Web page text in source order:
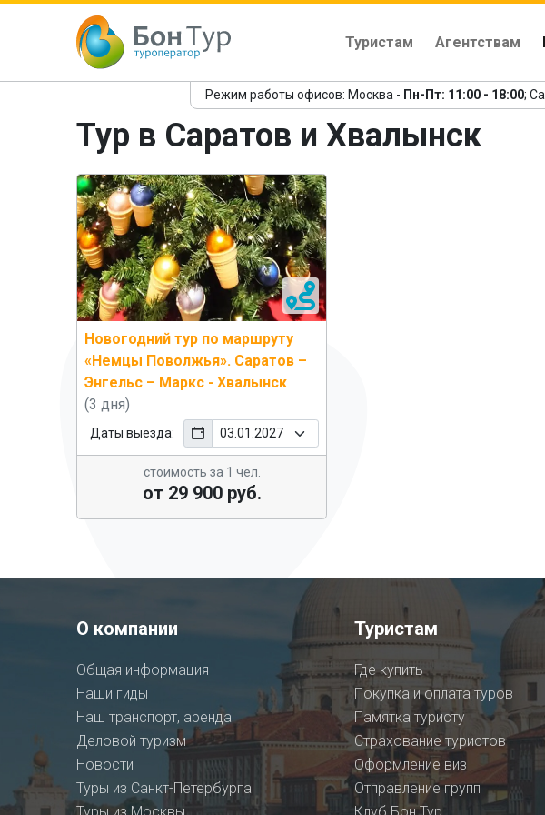
Туристам Агентствам
Режим работы офисов: Москва - Пн-Пт: 11:00 - 18:00;
Тур в Саратов и Хвалынск
Новогодний тур по маршруту
«Немцы Поволжья». Саратов –
Энгельс – Маркс - Хвалынск
(3 дня)
Даты выезда:
стоимость за 1 чел.
от 29 900 руб.
О компании
Общая информация
Наши гиды
Наш транспорт, аренда
Деловой туризм
Новости
Туры из Санкт-Петербурга
Туристам
Где купить
Покупка и оплата туров
Памятка туристу
Страхование туристов
Оформление виз
Отправление групп